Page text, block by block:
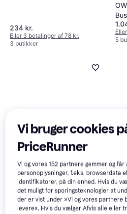
USB C to C and USB A to C
Cables (Black)
234 kr.
Eller 3 betalinger af 78 kr.
3 butikker
5
UGREEN 50422
4
165 kr.
Eller 3 betalinger af 55 kr.
9 butikker
4
Vi bruger cookies
PriceRunner
Vi og vores152 partnere gemmer og får
personoplysninger, f.eks. browserdata
identifikatorer, på din enhed. Hvis du
det muligt for sporingsteknologier at
der er vist under »Vi og vores partnere
levere«. Hvis du vælger Afvis alle eller